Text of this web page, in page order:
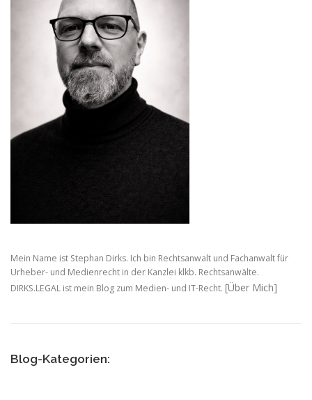
Mein Name ist Stephan Dirks. Ich bin Rechtsanwalt und Fachanwalt für
Urheber- und Medienrecht in der Kanzlei klkb. Rechtsanwälte.
DIRKS.LEGAL ist mein Blog zum Medien- und IT-Recht. [Über Mich]
Blog-Kategorien: